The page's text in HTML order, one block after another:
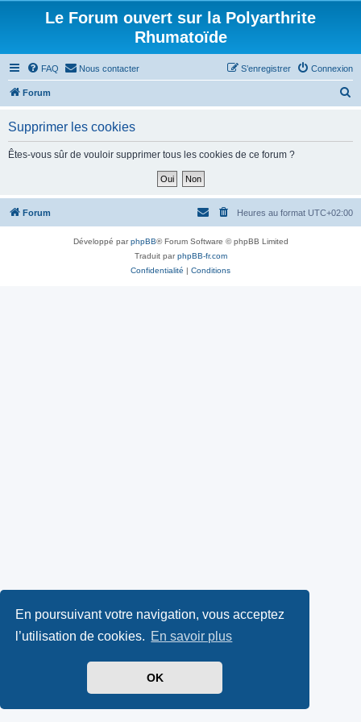
En poursuivant votre navigation, vous acceptez
l’utilisation de cookies. En savoir plus
OK
Le Forum ouvert sur la Polyarthrite
Rhumatoïde
FAQ Nous contacter Connexion
S’enregistrer
Forum
h
Supprimer les cookies
Êtes-vous sûr de vouloir supprimer tous les cookies de ce forum ?
Forum Heures au format UTC+02:00
Développé parphpBB® Forum Software © phpBB Limited
Traduit parphpBB-fr.com
Confidentialité | Conditions